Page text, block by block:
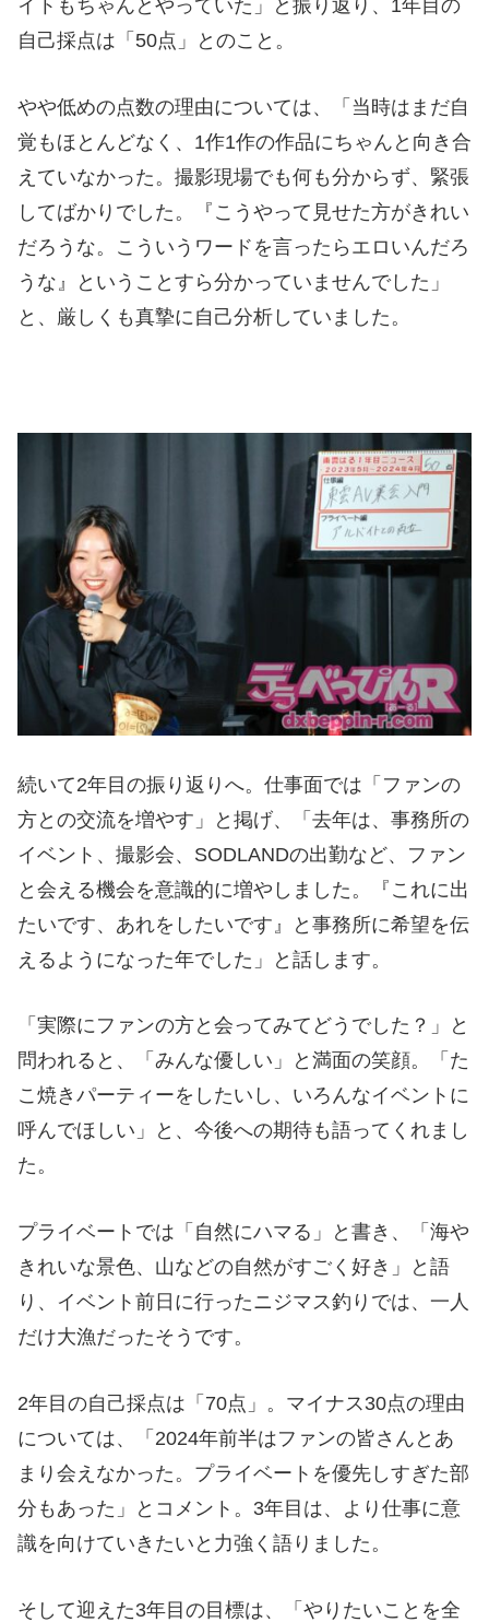
イトもちゃんとやっていた」と振り返り、1年目の
自己採点は「50点」とのこと。
やや低めの点数の理由については、「当時はまだ自
覚もほとんどなく、1作1作の作品にちゃんと向き合
えていなかった。撮影現場でも何も分からず、緊張
してばかりでした。『こうやって見せた方がきれい
だろうな。こういうワードを言ったらエロいんだろ
うな』ということすら分かっていませんでした」
と、厳しくも真摯に自己分析していました。
続いて2年目の振り返りへ。仕事面では「ファンの
方との交流を増やす」と掲げ、「去年は、事務所の
イベント、撮影会、SODLANDの出勤など、ファン
と会える機会を意識的に増やしました。『これに出
たいです、あれをしたいです』と事務所に希望を伝
えるようになった年でした」と話します。
「実際にファンの方と会ってみてどうでした？」と
問われると、「みんな優しい」と満面の笑顔。「た
こ焼きパーティーをしたいし、いろんなイベントに
呼んでほしい」と、今後への期待も語ってくれまし
た。
プライベートでは「自然にハマる」と書き、「海や
きれいな景色、山などの自然がすごく好き」と語
り、イベント前日に行ったニジマス釣りでは、一人
だけ大漁だったそうです。
2年目の自己採点は「70点」。マイナス30点の理由
については、「2024年前半はファンの皆さんとあ
まり会えなかった。プライベートを優先しすぎた部
分もあった」とコメント。3年目は、より仕事に意
識を向けていきたいと力強く語りました。
そして迎えた3年目の目標は、「やりたいことを全